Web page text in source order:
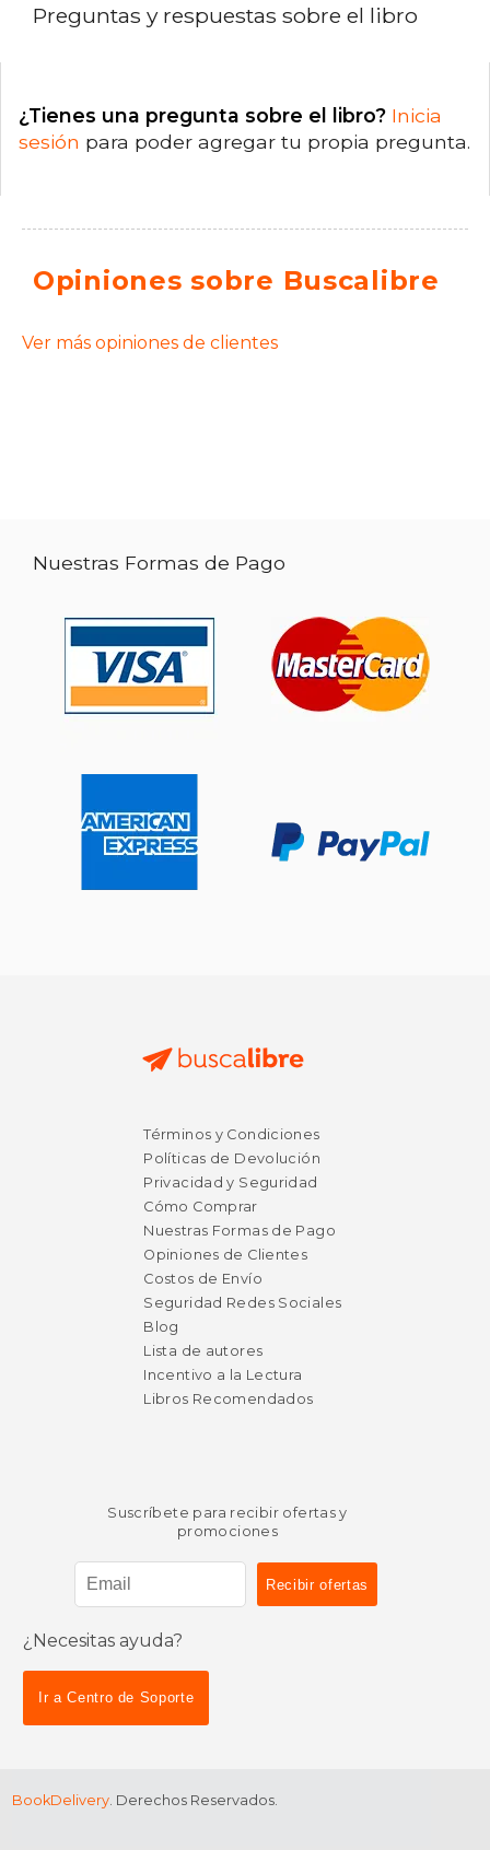
Preguntas y respuestas sobre el libro
¿Tienes una pregunta sobre el libro? Inicia
sesión para poder agregar tu propia pregunta.
Opiniones sobre Buscalibre
Ver más opiniones de clientes
Nuestras Formas de Pago
Términos y Condiciones
Políticas de Devolución
Privacidad y Seguridad
Cómo Comprar
Nuestras Formas de Pago
Opiniones de Clientes
Costos de Envío
Seguridad Redes Sociales
Blog
Lista de autores
Incentivo a la Lectura
Libros Recomendados
Suscríbete para recibir ofertas y
promociones
¿Necesitas ayuda?
Ir a Centro de Soporte
BookDelivery . Derechos Reservados.